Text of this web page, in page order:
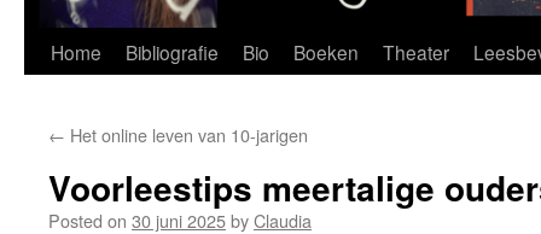
Home Bibliografie Bio Boeken Theater
← Het online leven van 10-jarigen
Voorleestips meertalige
Posted on 30 juni 2025byClaudia